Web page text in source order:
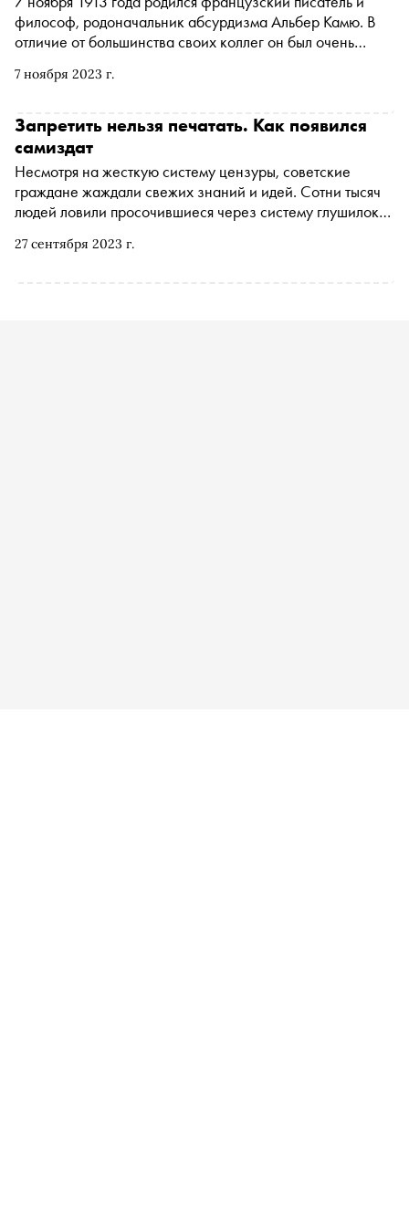
7 ноября 2023 г.
философ, родоначальник абсурдизма Альбер Камю. В
отличие от большинства своих коллег он был очень
литературных произведений, запомнился Камю — в
27 сентября 2023 г.
Запретить нельзя печатать. Как появился
самиздат
Несмотря на жесткую систему цензуры, советские
граждане жаждали свежих знаний и идей. Сотни тысяч
людей ловили просочившиеся через систему глушилок
подпольно нарезались мировые музыкальные хиты.